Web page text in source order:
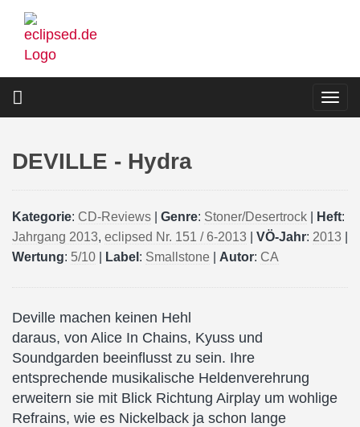
Direkt
zum
Inhalt
DEVILLE - Hydra
Kategorie: CD-Reviews Genre: Stoner/Desertrock Heft:
Jahrgang 2013, eclipsed Nr. 151 / 6-2013 VÖ-Jahr: 2013
Wertung: 5/10 Label : Smallstone Autor: CA
Deville machen keinen Hehl
daraus, von Alice In Chains, Kyuss und
Soundgarden beeinflusst zu sein. Ihre
entsprechende musikalische Heldenverehrung
erweitern sie mit Blick Richtung Airplay um wohlige
Refrains, wie es Nickelback ja schon lange